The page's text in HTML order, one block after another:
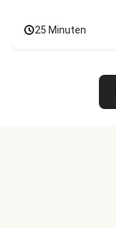
25 Minuten